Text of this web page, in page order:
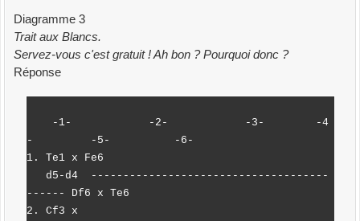
Diagramme 3
Trait aux Blancs.
Servez-vous c'est gratuit ! Ah bon ? Pourquoi donc ?
Réponse
-1- -2- -3- -4
- -5- -6-
1. Te1 x Fe6
d5-d4 -------------------------------------
------ Df6 x Te6
2. Cf3 x